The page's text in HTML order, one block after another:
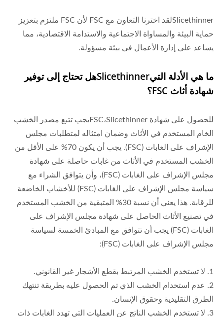
Slicethinnerلقد اخترنا التعاون مع FSC لأن FSC ملتزم بتعزيز
حماية البيئة والمساواة الاجتماعية والاستدامة الاقتصادية، مما
يساعد على إدارة الأعمال في بيئة مسؤولة.
ما هي الأدلة التيSlicethinnerهل تحتاج إلى توفير
شهادة أثاث FSC؟
للحصول على شهادة FSC،Slicethinnerيجب تتبع مصدر الخشب
الخام المستخدم في الأثاث وضمان امتثاله لمتطلبات مجلس
الإشراف على الغابات (FSC). يجب أن يكون 70% على الأقل من
الخشب المستخدم في الأثاث من غابات حاصلة على شهادة
مجلس الإشراف على الغابات (FSC)، وأن يتوافق الشراء مع
سياسة مجلس الإشراف على الغابات (FSC) للأخشاب الخاضعة
للرقابة. هذا يعني أن نسبة 30% المتبقية من الخشب المستخدم
في تصنيع الأثاث الحاصل على شهادة مجلس الإشراف على
الغابات (FSC) يجب أن تتوافق مع المبادئ الخمسة لسياسة
مجلس الإشراف على الغابات (FSC):
1. لا تستخدم الخشب المرتبط بقطع الأشجار غير القانوني.
2. عدم استخدام الخشب الذي تم الحصول عليه بطريقة تنتهك
الطرق التقليدية وحقوق الإنسان.
3. لا تستخدم الخشب الناتج عن العمليات التي تهدد الغابات ذات